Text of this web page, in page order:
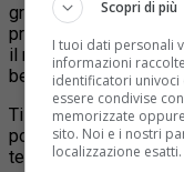
gruppo di lavoro
professor Edoardo
il romanzo con una
bellezza, ma anche
Ti segnalo inoltre che
possibile trovare
temi appunto di
Scopri di più
I tuoi dati personali
informazioni
identificatori
essere condivise
memorizzate
sito. Noi e i nostri
localizzazione esatti.